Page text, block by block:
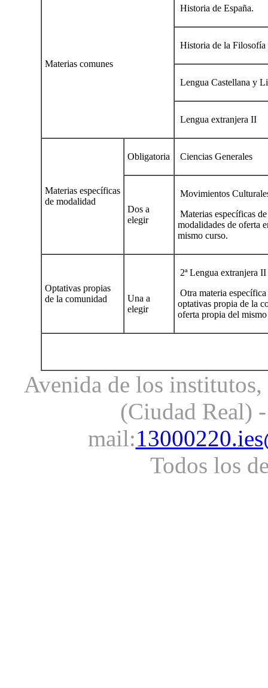
Materias comunes
Historia de España.
Historia de la Filosofía
Lengua Castellana y
Lengua extranjera II
Materias específicas
de modalidad
Obligatoria Ciencias Generales
Dos a
elegir
Movimientos
Materias específicas
modalidades de oferta
mismo curso.
Optativas propias
de la comunidad
Una a
elegir
2ª Lengua extranjera II
Otra materia
optativas propia de la
oferta propia del
Avenida de los
(Ciudad Real)
mail:
Todos los